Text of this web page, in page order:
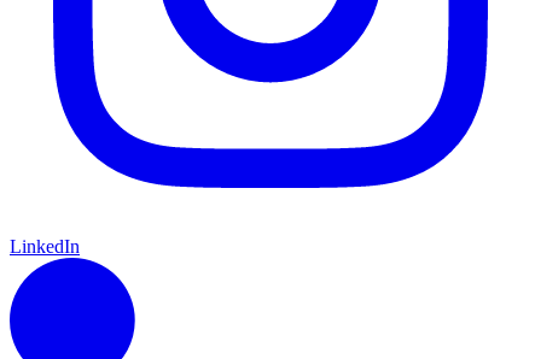
LinkedIn